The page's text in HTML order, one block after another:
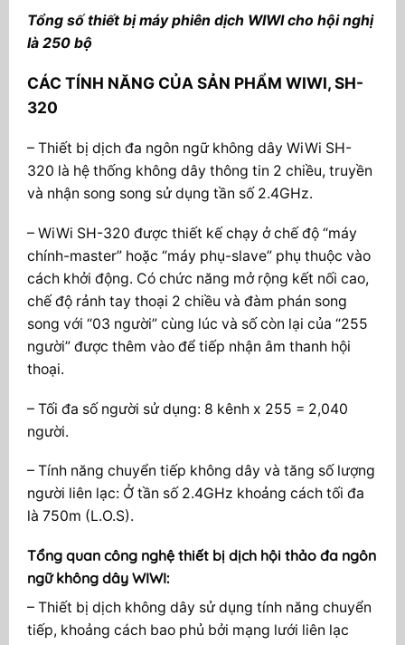
Tổng số thiết bị máy phiên dịch WIWI cho hội nghị
là 250 bộ
CÁC TÍNH NĂNG CỦA SẢN PHẨM WIWI, SH-
320
– Thiết bị dịch đa ngôn ngữ không dây WiWi SH-
320 là hệ thống không dây thông tin 2 chiều, truyền
và nhận song song sử dụng tần số 2.4GHz.
– WiWi SH-320 được thiết kế chạy ở chế độ “máy
chính-master” hoặc “máy phụ-slave” phụ thuộc vào
cách khởi động. Có chức năng mở rộng kết nối cao,
chế độ rảnh tay thoại 2 chiều và đàm phán song
song với “03 người” cùng lúc và số còn lại của “255
người” được thêm vào để tiếp nhận âm thanh hội
thoại.
– Tối đa số người sử dụng: 8 kênh x 255 = 2,040
người.
– Tính năng chuyển tiếp không dây và tăng số lượng
người liên lạc: Ở tần số 2.4GHz khoảng cách tối đa
là 750m (L.O.S).
Tổng quan công nghệ thiết bị dịch hội thảo đa ngôn
ngữ không dây WIWI:
– Thiết bị dịch không dây sử dụng tính năng chuyển
tiếp, khoảng cách bao phủ bởi mạng lưới liên lạc